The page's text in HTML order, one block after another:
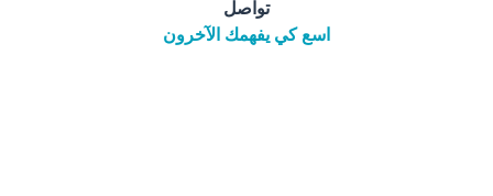
تواصل
اسع كي يفهمك الآخرون